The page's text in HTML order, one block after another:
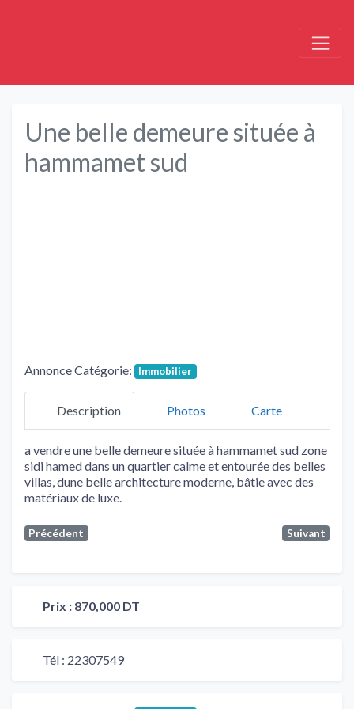
Une belle demeure située à
hammamet sud
Annonce Catégorie: Immobilier
Description Photos Carte
a vendre une belle demeure située à hammamet sud zone
sidi hamed dans un quartier calme et entourée des belles
villas, dune belle architecture moderne, bâtie avec des
matériaux de luxe.
Précédent Suivant
Prix : 870,000 DT
Tél : 22307549